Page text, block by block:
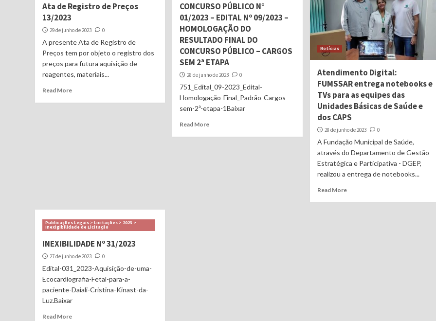
Ata de Registro de Preços
13/2023
29 de junho de 2023 0
A presente Ata de Registro de
Preços tem por objeto o registro dos
preços para futura aquisição de
reagentes, materiais...
Read More
CONCURSO PÚBLICO N°
01/2023 – EDITAL Nº 09/2023 –
HOMOLOGAÇÃO DO
RESULTADO FINAL DO
CONCURSO PÚBLICO – CARGOS
SEM 2ª ETAPA
28 de junho de 2023 0
751_Edital_09-2023_Edital-
Homologação-Final_Padrão-Cargos-
sem-2ª-etapa-1Baixar
Read More
Notícias
Atendimento Digital:
FUMSSAR entrega notebooks e
TVs para as equipes das
Unidades Básicas de Saúde e
dos CAPS
28 de junho de 2023 0
A Fundação Municipal de Saúde,
através do Departamento de Gestão
Estratégica e Participativa - DGEP,
realizou a entrega de notebooks...
Read More
Publicações Legais > Licitações > 2023 >
Inexigibilidade de Licitação
INEXIBILIDADE Nº 31/2023
27 de junho de 2023 0
Edital-031_2023-Aquisição-de-uma-
Ecocardiografia-Fetal-para-a-
paciente-Daiali-Cristina-Kinast-da-
Luz.Baixar
Read More